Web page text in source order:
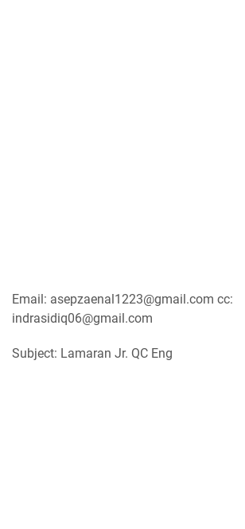
Email: asepzaenal1223@gmail.com cc:
indrasidiq06@gmail.com
Subject: Lamaran Jr. QC Eng